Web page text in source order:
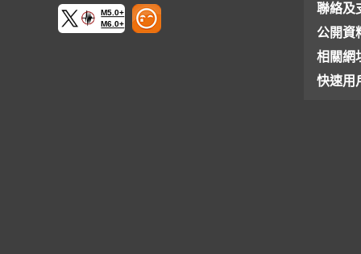
M5.0+
M6.0+
聯絡及
公開資
相關網
快速用